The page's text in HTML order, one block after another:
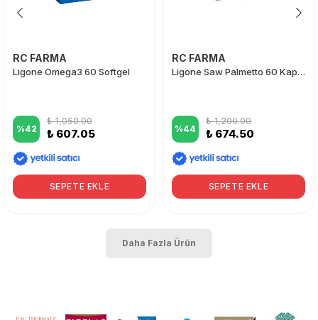
RC FARMA
Ligone Omega3 60 Softgel
%42
₺ 1,050.00
₺ 607.05
SEPETE EKLE
RC FARMA
Ligone Saw Palmetto 60 Kapsül
%44
₺ 1,200.00
₺ 674.50
SEPETE EKLE
Daha Fazla Ürün